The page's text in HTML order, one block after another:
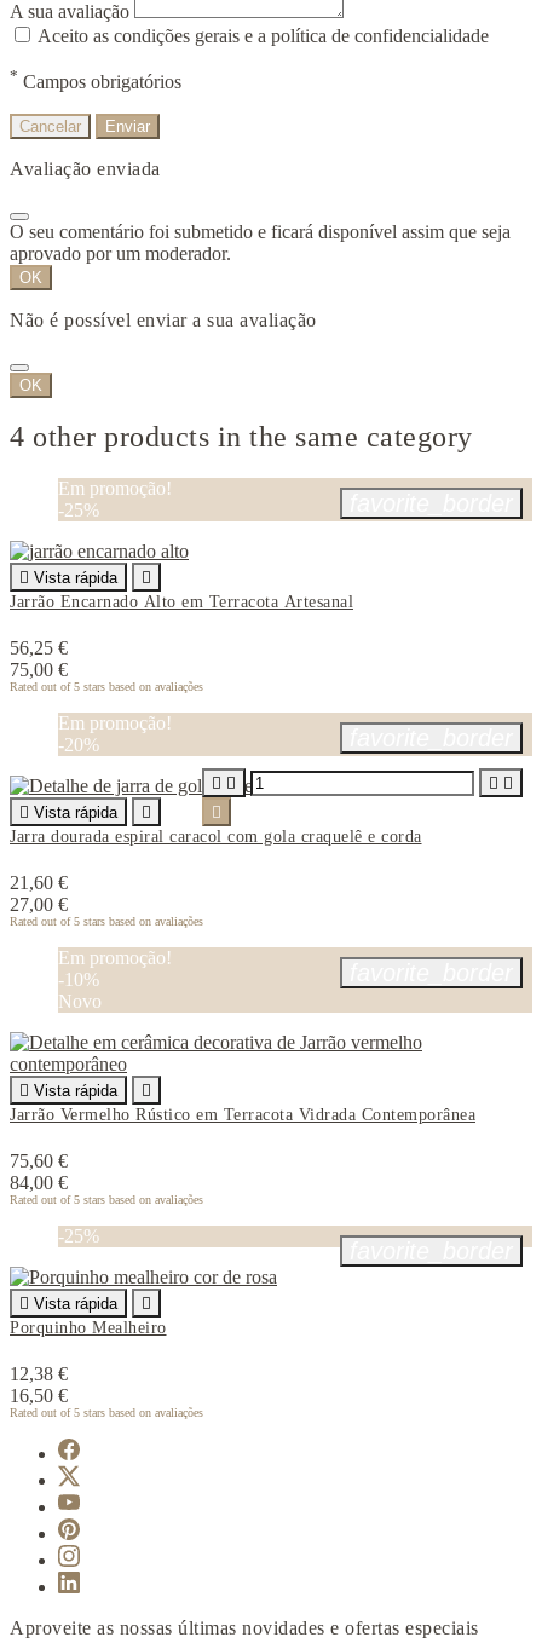
A sua avaliação
Aceito as condições gerais e a política de confidencialidade
* Campos obrigatórios
Cancelar Enviar
Avaliação enviada
O seu comentário foi submetido e ficará disponível assim que seja
aprovado por um moderador.
OK
Não é possível enviar a sua avaliação
OK
4 other products in the same category
Em promoção!
-25%
 Vista rápida

Jarrão Encarnado Alto em Terracota Artesanal
56,25 €
75,00 €
Rated out of 5 stars based on avaliações
Em promoção!
-20%
 Vista rápida

Jarra dourada espiral caracol com gola craquelê e corda
21,60 €
27,00 €
Rated out of 5 stars based on avaliações
   

Em promoção!
-10%
Novo
 Vista rápida

Jarrão Vermelho Rústico em Terracota Vidrada Contemporânea
75,60 €
84,00 €
Rated out of 5 stars based on avaliações
-25%
 Vista rápida

Porquinho Mealheiro
12,38 €
16,50 €
Rated out of 5 stars based on avaliações
Aproveite as nossas últimas novidades e ofertas especiais